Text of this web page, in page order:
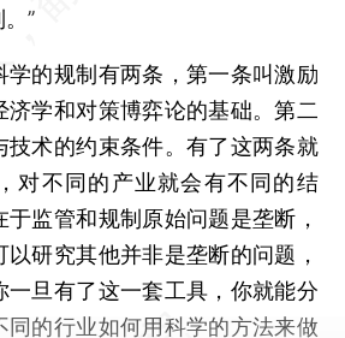
”
的规制有两条，第一条叫激励
济学和对策博弈论的基础。第二
技术的约束条件。有了这两条就
对不同的产业就会有不同的结
监管和规制原始问题是垄断，
研究其他并非是垄断的问题，
一旦有了这一套工具，你就能分
同的行业如何用科学的方法来做